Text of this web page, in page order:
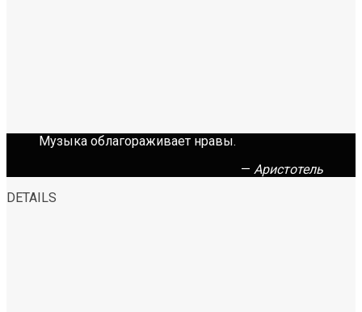
Музыка облагораживает нравы.
— Аристотель
DETAILS